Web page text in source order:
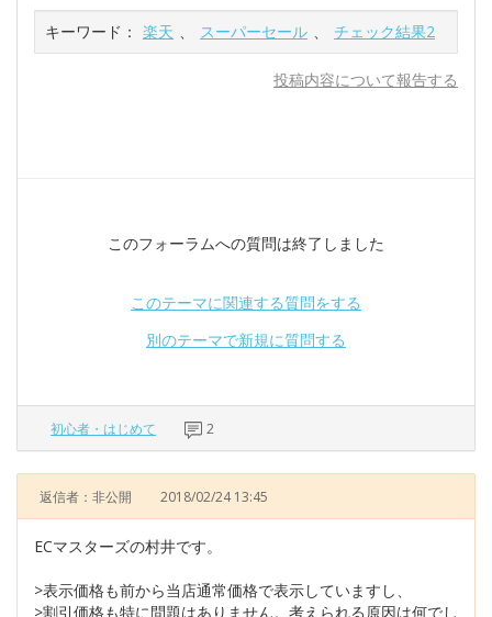
キーワード： 楽天 、 スーパーセール 、 チェック結果2
投稿内容について報告する
このフォーラムへの質問は終了しました
このテーマに関連する質問をする
別のテーマで新規に質問する
初心者・はじめて 2
返信者：非公開 2018/02/24 13:45
ECマスターズの村井です。
>表示価格も前から当店通常価格で表示していますし、
>割引価格も特に問題はありません。考えられる原因は何でし